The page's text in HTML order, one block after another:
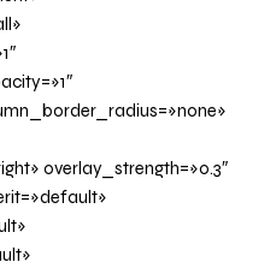
overlay_strength=»0.3″